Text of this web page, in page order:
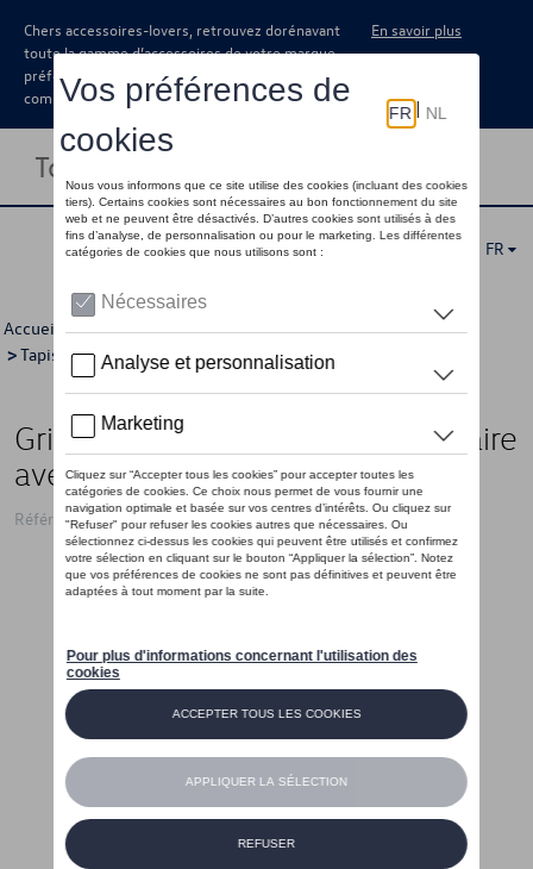
Chers accessoires-lovers, retrouvez dorénavant
toute la gamme d’accessoires de votre marque
préférée sous forme de catalogue à
commander auprès de votre concessionaire.
En savoir plus
Toggle navigation
FR
Accueil >Catalogue Volkswagen >Confort et protection
>Tapis et coquilles de coffre > Détail
Grille de séparation, Cadre tubulaire
avec treillis métallique
Référence: 1T3017221